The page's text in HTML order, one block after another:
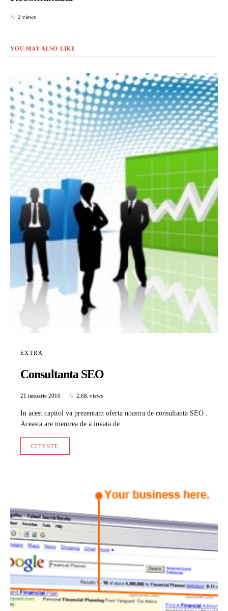
2 views
YOU MAY ALSO LIKE
EXTRA
Consultanta SEO
21 ianuarie 2010 2,6K views
In acest capitol va prezentam oferta noastra de consultanta SEO .
Aceasta are menirea de a invata de…
CITESTE